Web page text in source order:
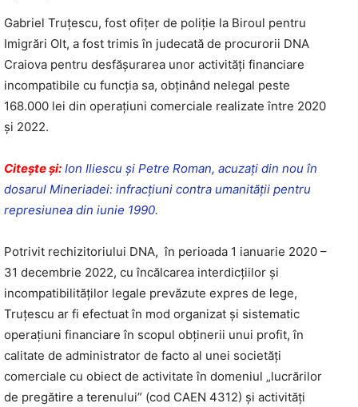
Gabriel Truțescu, fost ofițer de poliție la Biroul pentru
Imigrări Olt, a fost trimis în judecată de procurorii DNA
Craiova pentru desfășurarea unor activități financiare
incompatibile cu funcția sa, obținând nelegal peste
168.000 lei din operațiuni comerciale realizate între 2020
și 2022.
Citeşte şi: Ion Iliescu și Petre Roman, acuzați din nou în
dosarul Mineriadei: infracțiuni contra umanității pentru
represiunea din iunie 1990.
Potrivit rechizitoriului DNA, în perioada 1 ianuarie 2020 –
31 decembrie 2022, cu încălcarea interdicțiilor și
incompatibilităților legale prevăzute expres de lege,
Truțescu ar fi efectuat în mod organizat și sistematic
operațiuni financiare în scopul obținerii unui profit, în
calitate de administrator de facto al unei societăți
comerciale cu obiect de activitate în domeniul „lucrărilor
de pregătire a terenului” (cod CAEN 4312) și activități